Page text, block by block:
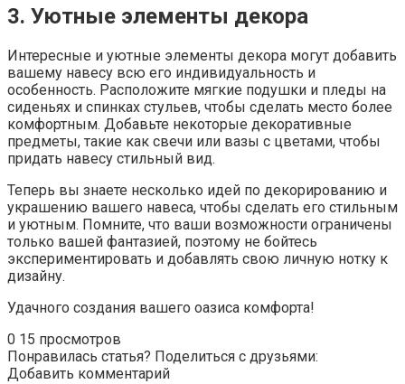
3. Уютные элементы декора
Интересные и уютные элементы декора могут добавить
вашему навесу всю его индивидуальность и
особенность. Расположите мягкие подушки и пледы на
сиденьях и спинках стульев, чтобы сделать место более
комфортным. Добавьте некоторые декоративные
предметы, такие как свечи или вазы с цветами, чтобы
придать навесу стильный вид.
Теперь вы знаете несколько идей по декорированию и
украшению вашего навеса, чтобы сделать его стильным
и уютным. Помните, что ваши возможности ограничены
только вашей фантазией, поэтому не бойтесь
экспериментировать и добавлять свою личную нотку к
дизайну.
Удачного создания вашего оазиса комфорта!
0 15 просмотров
Понравилась статья? Поделиться с друзьями:
Добавить комментарий